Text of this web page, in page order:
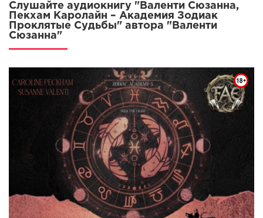
Слушайте аудиокнигу "Валенти Сюзанна,
Пекхам Каролайн – Академия Зодиак
Проклятые Судьбы" автора "Валенти
Сюзанна"